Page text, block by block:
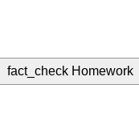
fact_check Homework